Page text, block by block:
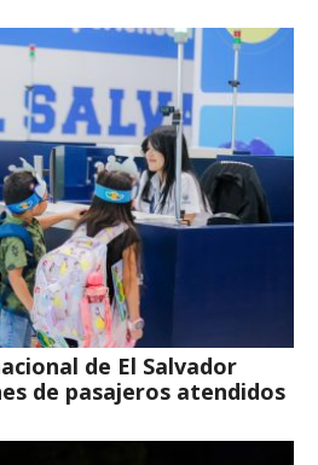
de El Salvador
de pasajeros atendidos